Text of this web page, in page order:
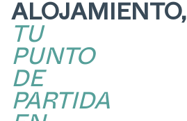
ALOJAMIENTO,
TU
PUNTO
DE
PARTIDA